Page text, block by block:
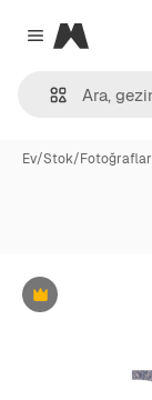
Close menu
Magnific
Ev/Stok/Fotoğraflar
Premium